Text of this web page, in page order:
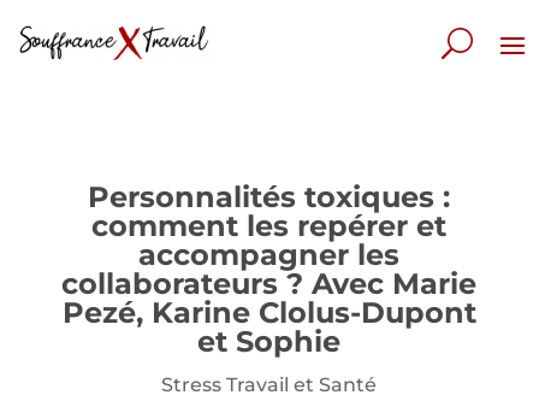
Personnalités toxiques :
comment les repérer et
accompagner les
collaborateurs ? Avec Marie
Pezé, Karine Clolus-Dupont
et Sophie
Stress Travail et Santé